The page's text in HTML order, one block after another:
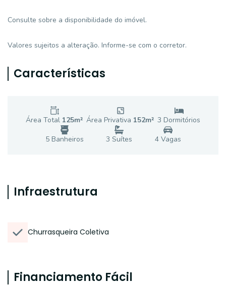
Consulte sobre a disponibilidade do imóvel.
Valores sujeitos a alteração. Informe-se com o corretor.
Características
Área Total 125m² Área Privativa 152m² 3 Dormitórios
5Banheiros 3 Suítes 4Vagas
Infraestrutura
Churrasqueira Coletiva
Financiamento Fácil